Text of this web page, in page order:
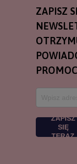
ZAPISZ
ZAPISZ
SIĘ
TERAZ